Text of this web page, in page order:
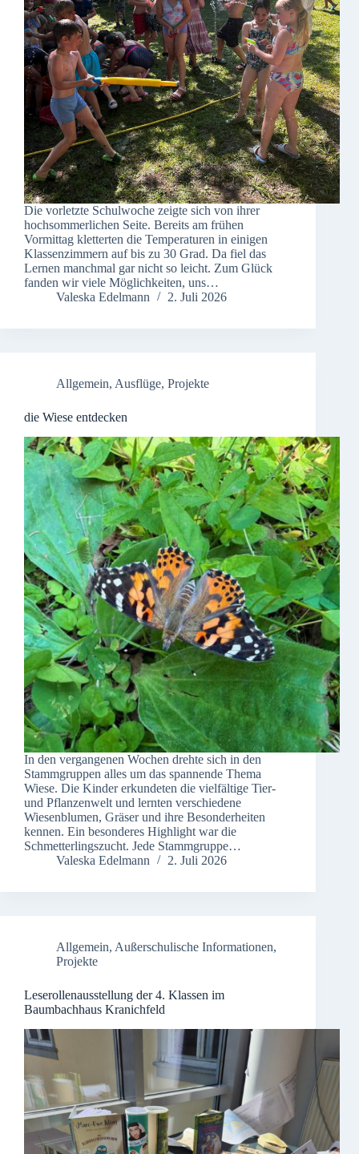
Die vorletzte Schulwoche zeigte sich von ihrer
hochsommerlichen Seite. Bereits am frühen
Vormittag kletterten die Temperaturen in einigen
Klassenzimmern auf bis zu 30 Grad. Da fiel das
Lernen manchmal gar nicht so leicht. Zum Glück
fanden wir viele Möglichkeiten, uns…
Valeska Edelmann
2. Juli 2026
Allgemein, Ausflüge, Projekte
die Wiese entdecken
In den vergangenen Wochen drehte sich in den
Stammgruppen alles um das spannende Thema
Wiese. Die Kinder erkundeten die vielfältige Tier-
und Pflanzenwelt und lernten verschiedene
Wiesenblumen, Gräser und ihre Besonderheiten
kennen. Ein besonderes Highlight war die
Schmetterlingszucht. Jede Stammgruppe…
Valeska Edelmann
2. Juli 2026
Allgemein, Außerschulische Informationen,
Projekte
Leserollenausstellung der 4. Klassen im
Baumbachhaus Kranichfeld